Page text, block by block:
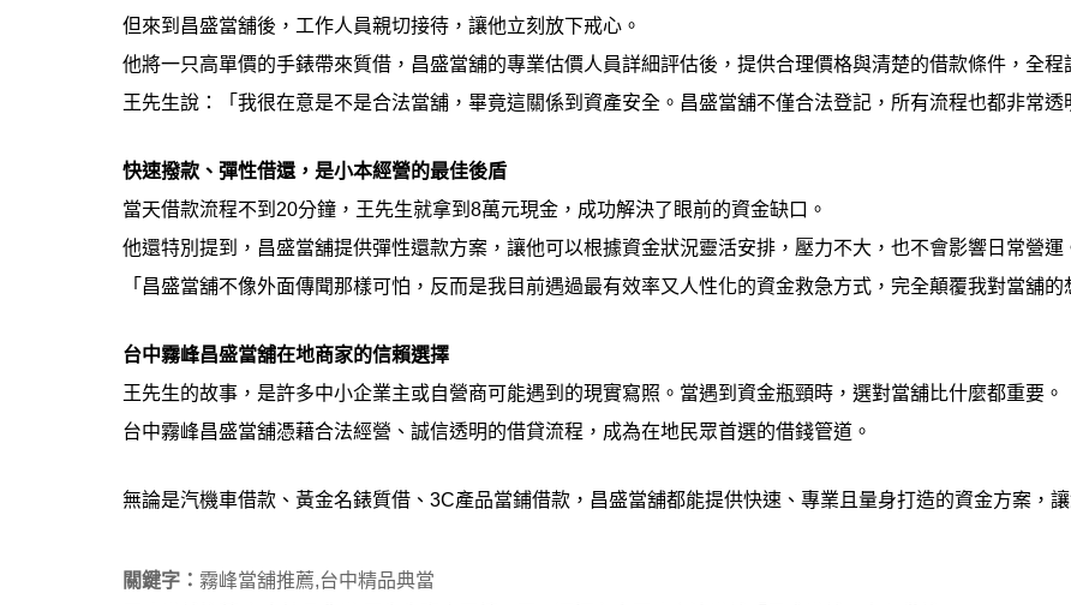
但來到昌盛當舖後，工作人員親切接待，讓他立刻放下戒心。
他將一只高單價的手錶帶來質借，昌盛當舖的專業估價人員詳細評估後，提供合理價格與清楚的借款條件，全
王先生說：「我很在意是不是合法當舖，畢竟這關係到資產安全。昌盛當舖不僅合法登記，所有流程也都非常透
快速撥款、彈性借還，是小本經營的最佳後盾
當天借款流程不到20分鐘，王先生就拿到8萬元現金，成功解決了眼前的資金缺口。
他還特別提到，昌盛當舖提供彈性還款方案，讓他可以根據資金狀況靈活安排，壓力不大，也不會影響日常營運
「昌盛當舖不像外面傳聞那樣可怕，反而是我目前遇過最有效率又人性化的資金救急方式，完全顛覆我對當舖的
台中霧峰昌盛當舖在地商家的信賴選擇
王先生的故事，是許多中小企業主或自營商可能遇到的現實寫照。當遇到資金瓶頸時，選對當舖比什麼都重要。
台中霧峰昌盛當舖憑藉合法經營、誠信透明的借貸流程，成為在地民眾首選的借錢管道。
無論是汽機車借款、黃金名錶質借、3C產品當鋪借款，昌盛當舖都能提供快速、專業且量身打造的資金方案，
關鍵字： 霧峰當舖推薦,台中精品典當